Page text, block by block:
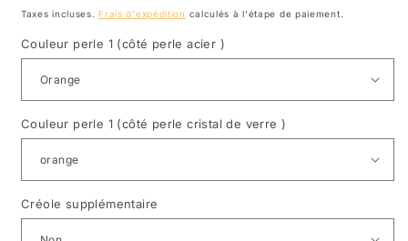
habituel
Taxes incluses. Frais d'expédition calculés à l'étape de paiement.
Couleur perle 1 (côté perle acier )
Couleur perle 1 (côté perle cristal de verre )
Créole supplémentaire